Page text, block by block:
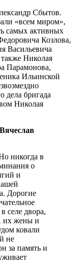
Сбытов.
«всем миром»,
самых активных
Козлова,
Васильевича
Николая
Парамонова,
Ильинской
дела бригада
Николая
никогда в
о
и
Дорогие
селе двора,
их жены и
ковали
не
за память и